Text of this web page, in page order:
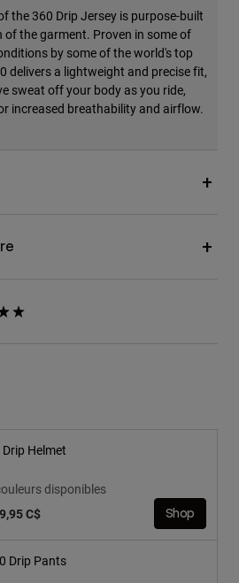
the 360 Drip Jersey is purpose-built
the garment. Proven in some of
by some of the world's top
delivers a lightweight and precise fit,
sweat off your body as you ride,
increased breathability and airflow.
Helmet
disponibles
C$
Shop
Drip Pants